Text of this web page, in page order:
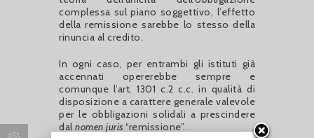
complessa sul piano soggettivo, l’effetto
della remissione sarebbe lo stesso della
rinuncia al credito.
In ogni caso, per entrambi gli istituti già
accennati opererebbe sempre e
comunque l’art. 1301 c.2 c.c. in qualità di
disposizione a carattere generale valevole
per le obbligazioni solidali a prescindere
dal nomen juris “remissione”.